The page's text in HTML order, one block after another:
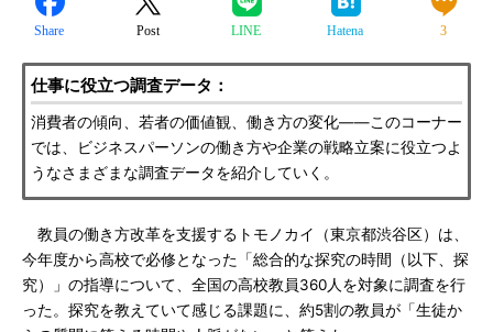
Share Post LINE Hatena 3
仕事に役立つ調査データ：
消費者の傾向、若者の価値観、働き方の変化――このコーナー
では、ビジネスパーソンの働き方や企業の戦略立案に役立つよ
うなさまざまな調査データを紹介していく。
教員の働き方改革を支援するトモノカイ（東京都渋谷区）は、
今年度から高校で必修となった「総合的な探究の時間（以下、探
究）」の指導について、全国の高校教員360人を対象に調査を行
った。探究を教えていて感じる課題に、約5割の教員が「生徒か